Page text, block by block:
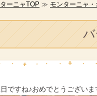
ーニャTOP ≫ モンターニャ
ですね♪おめでとうございま